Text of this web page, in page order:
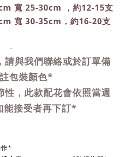
寬 25-30cm ，約12-15支
寬 30-35cm，約16-20支
-
與我們聯絡或於訂單備
包裝顏色*
，此款配花會依照當週
能接受者再下訂*
*